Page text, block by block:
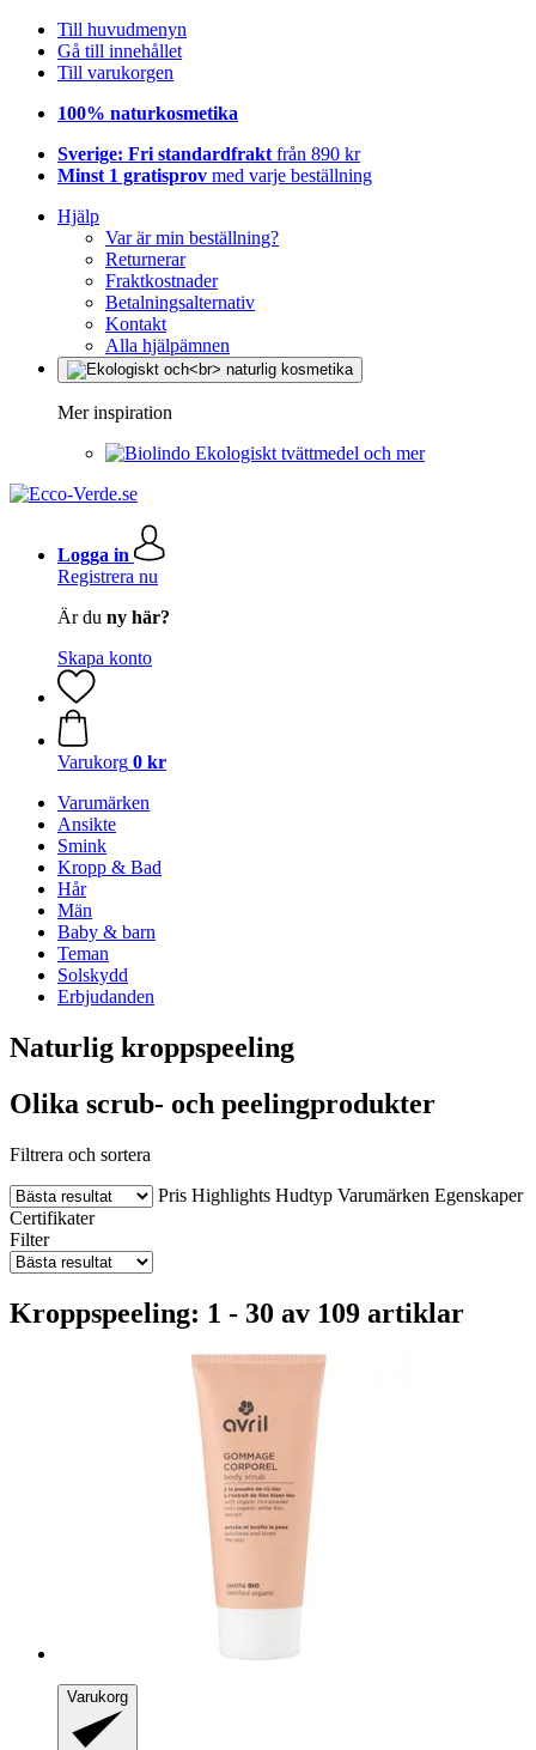
Till huvudmenyn
Gå till innehållet
Till varukorgen
100% naturkosmetika
Sverige: Fri standardfrakt från 890 kr
Minst 1 gratisprov med varje beställning
Hjälp
Var är min beställning?
Returnerar
Fraktkostnader
Betalningsalternativ
Kontakt
Alla hjälpämnen
Mer inspiration
Ekologiskt tvättmedel och mer
Logga in
Registrera nu
Är du ny här?
Skapa konto
Varukorg 0 kr
Varumärken
Ansikte
Smink
Kropp & Bad
Hår
Män
Baby & barn
Teman
Solskydd
Erbjudanden
Naturlig kroppspeeling
Olika scrub- och peelingprodukter
Filtrera och sortera
Pris Highlights Hudtyp Varumärken Egenskaper
Certifikater
Filter
Kroppspeeling: 1 - 30 av 109 artiklar
Varukorg